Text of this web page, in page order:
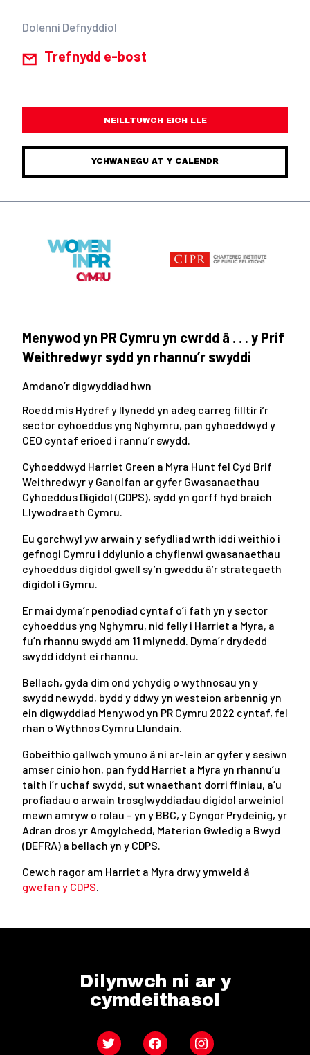
Dolenni Defnyddiol
Trefnydd e-bost
NEILLTUWCH EICH LLE
YCHWANEGU AT Y CALENDR
Menywod yn PR Cymru yn cwrdd â . . . y Prif
Weithredwyr sydd yn rhannu’r swyddi
Amdano’r digwyddiad hwn
Roedd mis Hydref y llynedd yn adeg carreg filltir i’r
sector cyhoeddus yng Nghymru, pan gyhoeddwyd y
CEO cyntaf erioed i rannu’r swydd.
Cyhoeddwyd Harriet Green a Myra Hunt fel Cyd Brif
Weithredwyr y Ganolfan ar gyfer Gwasanaethau
Cyhoeddus Digidol (CDPS), sydd yn gorff hyd braich
Llywodraeth Cymru.
Eu gorchwyl yw arwain y sefydliad wrth iddi weithio i
gefnogi Cymru i ddylunio a chyflenwi gwasanaethau
cyhoeddus digidol gwell sy’n gweddu â’r strategaeth
digidol i Gymru.
Er mai dyma’r penodiad cyntaf o’i fath yn y sector
cyhoeddus yng Nghymru, nid felly i Harriet a Myra, a
fu’n rhannu swydd am 11 mlynedd. Dyma’r drydedd
swydd iddynt ei rhannu.
Bellach, gyda dim ond ychydig o wythnosau yn y
swydd newydd, bydd y ddwy yn westeion arbennig yn
ein digwyddiad Menywod yn PR Cymru 2022 cyntaf, fel
rhan o Wythnos Cymru Llundain.
Gobeithio gallwch ymuno â ni ar-lein ar gyfer y sesiwn
amser cinio hon, pan fydd Harriet a Myra yn rhannu’u
taith i’r uchaf swydd, sut wnaethant dorri ffiniau, a’u
profiadau o arwain trosglwyddiadau digidol arweiniol
mewn amryw o rolau – yn y BBC, y Cyngor Prydeinig, yr
Adran dros yr Amgylchedd, Materion Gwledig a Bwyd
(DEFRA) a bellach yn y CDPS.
Cewch ragor am Harriet a Myra drwy ymweld â
gwefan y CDPS.
Dilynwch ni ar y
cymdeithasol
Twitter FacebookInstagram